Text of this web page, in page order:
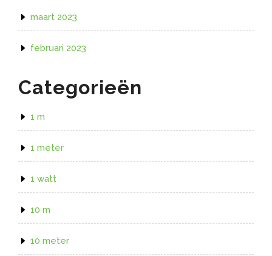
maart 2023
februari 2023
Categorieën
1 m
1 meter
1 watt
10 m
10 meter